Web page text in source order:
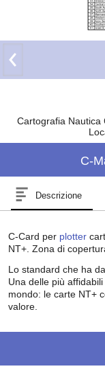
Cartografia Nautica
C-
Descrizione
C-Card per plotter
NT+. Zona di
Lo standard che ha
Una delle più
mondo: le carte NT+
valore.